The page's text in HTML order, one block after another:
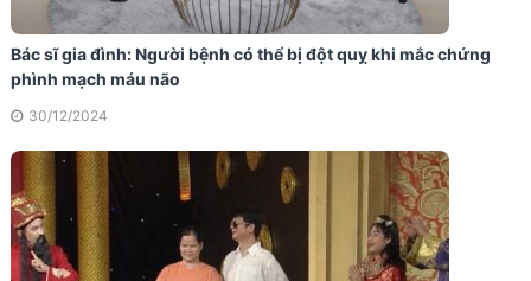
Bác sĩ gia đình: Người bệnh có thể bị đột quỵ khi mắc chứng
phình mạch máu não
30/12/2024